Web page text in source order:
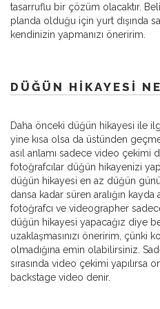
tasarruflu bir çözüm olacaktır.
planda olduğu için yurt dışında
kendinizin yapmanızı öneririm.
DÜĞÜN HIKAYESI
Daha önceki düğün hikayesi ile
yine kısa olsa da üstünden
asıl anlamı sadece video
fotoğrafcılar düğün hikayenizi
düğün hikayesi en az düğün günü
dansa kadar süren aralığın kayda
fotoğrafcı ve videographer
düğün hikayesi yapacağız diye
uzaklaşmasınızı öneririm, çünki
olmadığına emin olabilirsiniz.
sırasında video çekimi yapılırsa
backstage video denir.